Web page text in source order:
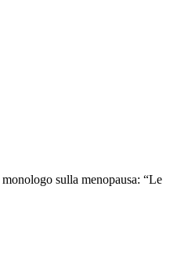
sulla menopausa: “Le